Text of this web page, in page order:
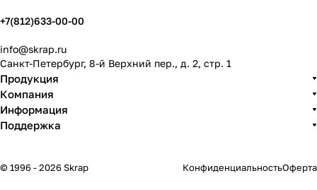
+7(812)633-00-00
info@skrap.ru
Санкт-Петербург, 8-й Верхний пер., д. 2, стр. 1
Продукция
Компания
Информация
Поддержка
© 1996 - 2026 Skrap КонфиденциальностьОферта